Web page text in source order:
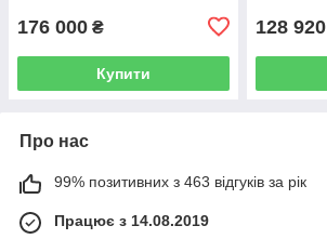
176 000 ₴
Купити
128 920
Про нас
99% позитивних з 463 відгуків за рік
Працює з 14.08.2019